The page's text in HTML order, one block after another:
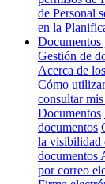
de Personal
en la
Documentos
Gestión de
Acerca de
Cómo
consultar
Documentos
documentos
la visibilidad
documentos
por correo